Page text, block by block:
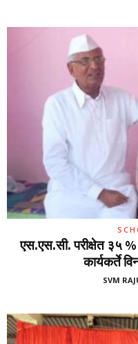
एस.एस.सी. परीक्षेत ३५
कार्यकर्ते
SVM